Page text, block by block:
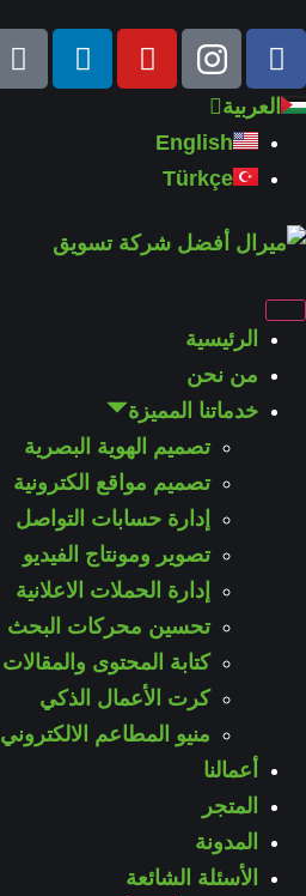
العربية
English
Türkçe
الرئيسية
من نحن
خدماتنا المميزة
تصميم الهوية البصرية
تصميم مواقع الكترونية
إدارة حسابات التواصل
تصوير ومونتاج الفيديو
إدارة الحملات الاعلانية
تحسين محركات البحث
كتابة المحتوى والمقالات
كرت الأعمال الذكي
منيو المطاعم الالكتروني
أعمالنا
المتجر
المدونة
الأسئلة الشائعة